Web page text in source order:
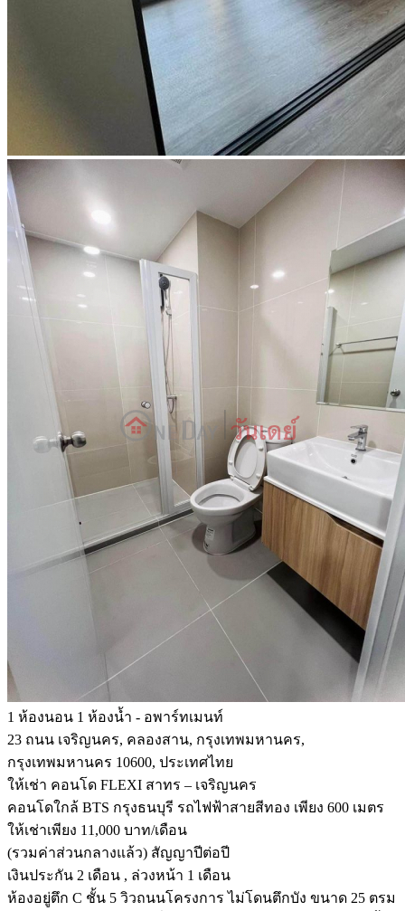
1 ห้องนอน 1 ห้องน้ำ - อพาร์ทเมนท์
23 ถนน เจริญนคร, คลองสาน, กรุงเทพมหานคร,
กรุงเทพมหานคร 10600, ประเทศไทย
ให้เช่า คอนโด FLEXI สาทร – เจริญนคร
คอนโดใกล้ BTS กรุงธนบุรี รถไฟฟ้าสายสีทอง เพียง 600 เมตร
ให้เช่าเพียง 11,000 บาท/เดือน
(รวมค่าส่วนกลางแล้ว) สัญญาปีต่อปี
เงินประกัน 2 เดือน , ล่วงหน้า 1 เดือน
ห้องอยู่ตึก C ชั้น 5 วิวถนนโครงการ ไม่โดนตึกบัง ขนาด 25 ตรม